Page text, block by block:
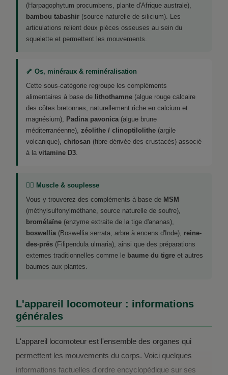
(Harpagophytum procumbens, plante d'Afrique australe),
bambou tabashir (source naturelle de silicium). Les
articulations relient deux pièces osseuses au sein du
squelette et permettent les mouvements.
🦴 Os, minéraux & reminéralisation
Cette sous-catégorie regroupe les compléments
alimentaires à base de lithothamne (algue rouge calcaire
des côtes bretonnes, naturellement riche en calcium et
magnésium), Padina pavonica(algue brune
méditerranéenne), zéolithe / clinoptilolithe (argile
volcanique), chitosan (fibre dérivée des crustacés) associé
à la vitamine D3.
🏋️‍♂️ Muscle & souplesse
Vous y trouverez des compléments à base de MSM
(méthylsulfonylméthane, source naturelle de soufre),
bromélaïne (enzyme extraite de la tige d'ananas),
boswellia(Boswellia serrata, arbre à encens d'Inde), reine-
des-prés (Filipendula ulmaria), ainsi que des préparations
externes traditionnelles comme le baume du tigre et autres
baumes aux plantes.
L'appareil locomoteur : informations
générales
L'appareil locomoteur est l'ensemble des organes qui
permettent les mouvements du corps. Voici quelques
informations factuelles d'ordre encyclopédique sur ses